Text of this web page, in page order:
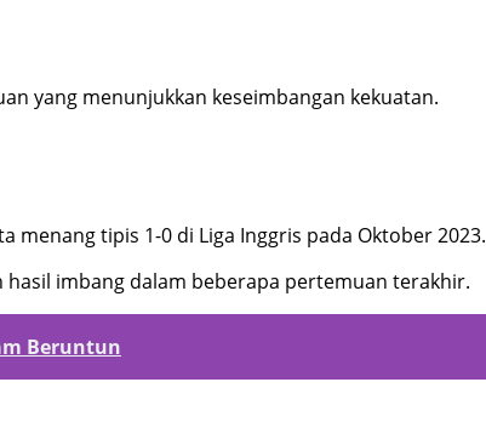
yang menunjukkan keseimbangan kekuatan.
tipis 1-0 di Liga Inggris pada Oktober 2023.
hasil imbang dalam beberapa pertemuan terakhir.
Beruntun